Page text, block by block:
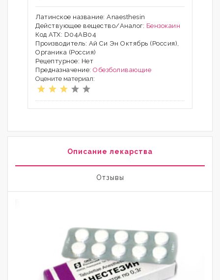
Латинское название: Anaesthesin
Действующее вещество/Аналог: Бензокаин
Код АТХ: D04AB04
Производитель: Ай Си Эн Октябрь (Россия),
Органика (Россия)
Рецептурное: Нет
Предназначение: Обезболивающие
Оцените материал:
Описание лекарства
Отзывы